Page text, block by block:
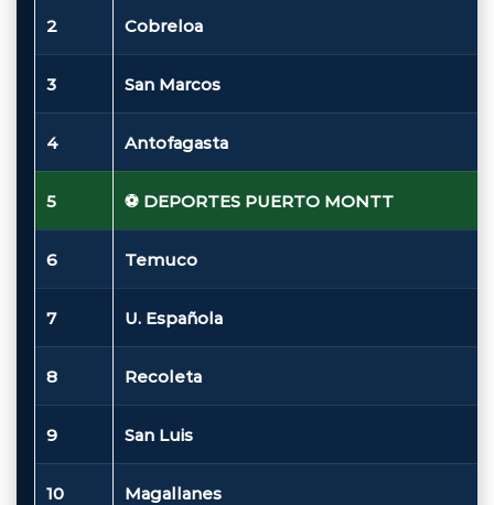
2 Cobreloa
3 San Marcos
4 Antofagasta
5 ⚽ DEPORTES PUERTO MONTT
6 Temuco
7 U. Española
8 Recoleta
9 San Luis
10 Magallanes